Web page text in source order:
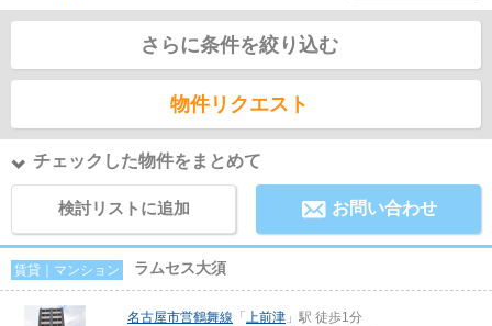
さらに条件を絞り込む
物件リクエスト
チェックした物件をまとめて
検討リストに追加 お問い合わせ
賃貸｜マンション ラムセス大須
名古屋市営鶴舞線 「 上前津 」駅 徒歩1分